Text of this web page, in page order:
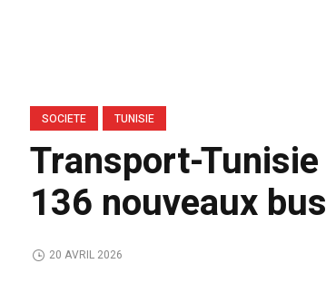
SOCIETE TUNISIE
Transport-
136 nouveaux
20 AVRIL 2026